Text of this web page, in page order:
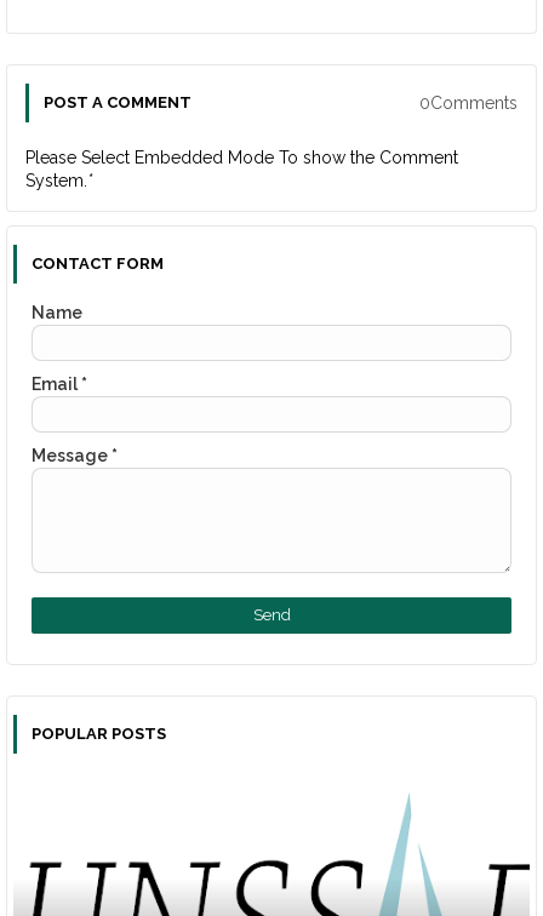
POST A COMMENT 0Comments
Please Select Embedded Mode To show the Comment
System. *
CONTACT FORM
Name
Email *
Message *
POPULAR POSTS